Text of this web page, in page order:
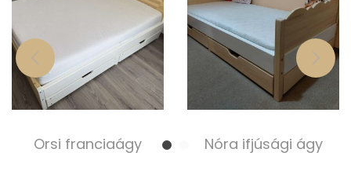
Orsi franciaágy Nóra ifjúsági ágy